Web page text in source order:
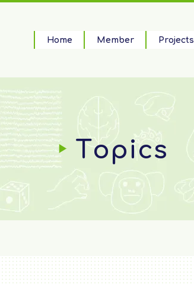
Home Member Projects
Topics